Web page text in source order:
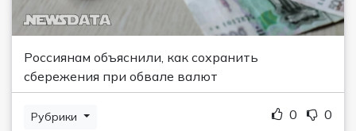
Россиянам объяснили, как сохранить
сбережения при обвале валют
Рубрики 0 0